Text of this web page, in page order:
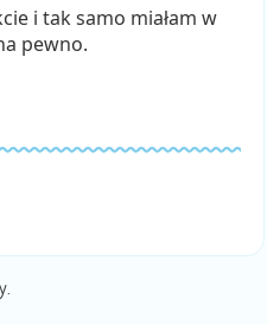
i tak samo miałam w
pewno.